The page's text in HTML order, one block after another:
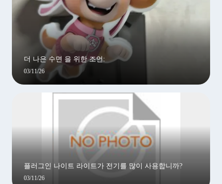
더 나은 수면 을 위한 조언:
03/11/26
플러그인 나이트 라이트가 전기를 많이 사용합니까?
03/11/26